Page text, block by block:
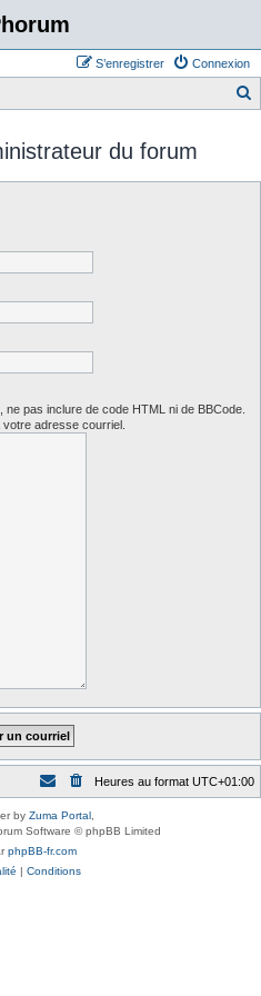
Connexion
S’enregistrer
du forum
pas inclure de code HTML ni de BBCode.
adresse courriel.
Heures au format UTC+01:00
by Zuma Portal
Software © phpBB Limited
phpBB-fr.com
| Conditions